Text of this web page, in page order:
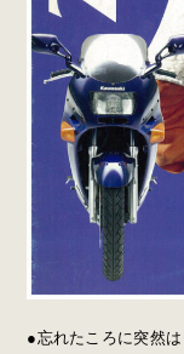
●忘れたころに突然